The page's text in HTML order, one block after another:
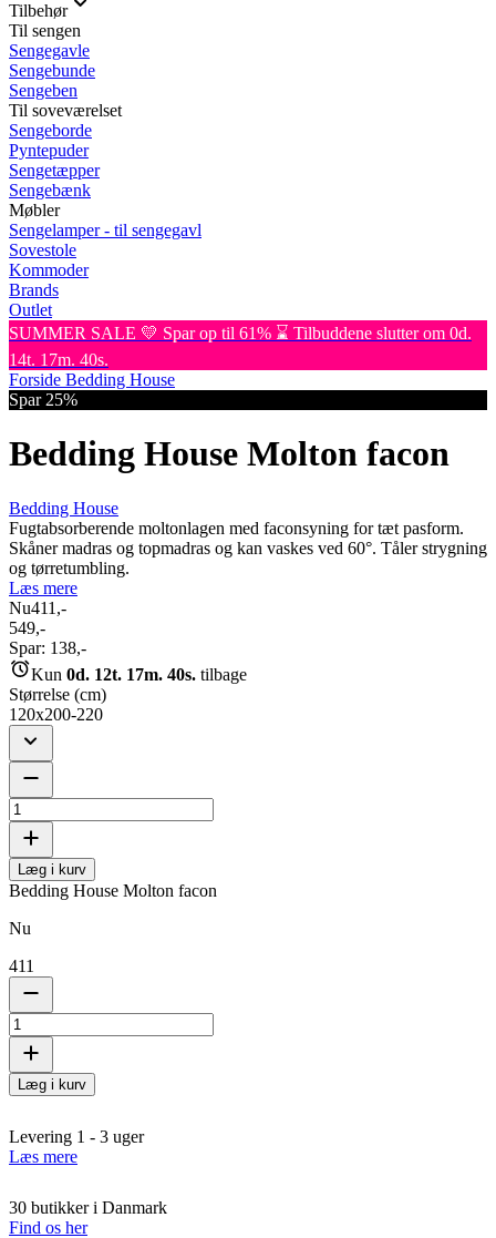
Tilbehør
Til sengen
Sengegavle
Sengebunde
Sengeben
Til soveværelset
Sengeborde
Pyntepuder
Sengetæpper
Sengebænk
Møbler
Sengelamper - til sengegavl
Sovestole
Kommoder
Brands
Outlet
SUMMER SALE 💛 Spar op til 61% ⌛ Tilbuddene slutter om 0d.
14t. 17m. 40s.
Forside Bedding House
Spar 25%
Bedding House Molton facon
Bedding House
Fugtabsorberende moltonlagen med faconsyning for tæt pasform.
Skåner madras og topmadras og kan vaskes ved 60°. Tåler strygning
og tørretumbling.
Læs mere
Nu411,-
549,-
Spar: 138,-
Kun 0d. 12t. 17m. 40s. tilbage
Størrelse (cm)
120x200-220
Læg i kurv
Bedding House Molton facon
Nu
411
Læg i kurv
Levering 1 - 3 uger
Læs mere
30 butikker i Danmark
Find os her